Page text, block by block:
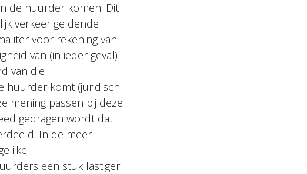
de huurder komen. Dit
verkeer geldende
voor rekening van
van (in ieder geval)
van die
huurder komt (juridisch
mening passen bij deze
gedragen wordt dat
In de meer
een stuk lastiger.